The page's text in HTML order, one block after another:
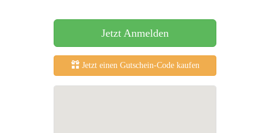
Jetzt Anmelden
Jetzt einen Gutschein-Code kaufen